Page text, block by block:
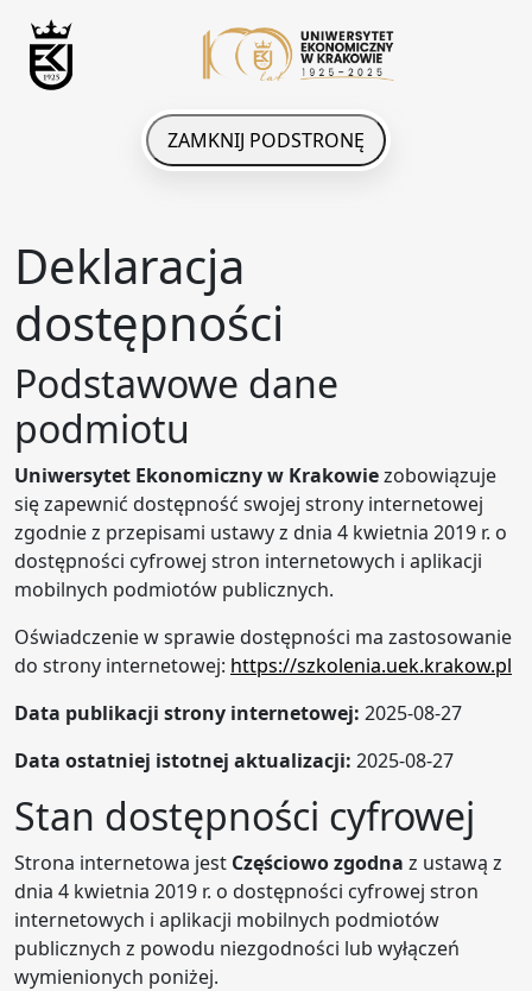
ZAMKNIJ PODSTRONĘ
Deklaracja
dostępności
Podstawowe dane
podmiotu
Uniwersytet Ekonomiczny w Krakowiezobowiązuje
się zapewnić dostępność swojej strony internetowej
zgodnie z przepisami ustawy z dnia 4 kwietnia 2019 r. o
dostępności cyfrowej stron internetowych i aplikacji
mobilnych podmiotów publicznych.
Oświadczenie w sprawie dostępności ma zastosowanie
do strony internetowej: https://szkolenia.uek.krakow.pl
Data publikacji strony internetowej: 2025-08-27
Data ostatniej istotnej aktualizacji: 2025-08-27
Stan dostępności cyfrowej
Strona internetowa jest Częściowo zgodna z ustawą z
dnia 4 kwietnia 2019 r. o dostępności cyfrowej stron
internetowych i aplikacji mobilnych podmiotów
publicznych z powodu niezgodności lub wyłączeń
wymienionych poniżej.